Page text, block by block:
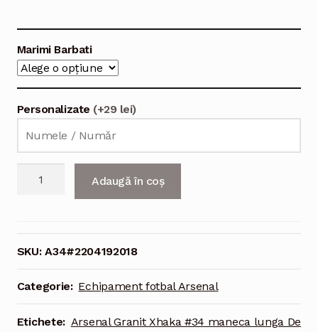
Marimi Barbati
Personalizate (+29 lei)
Tricou
Adaugă în coș
SKU:A34#2204192018
Categorie: Echipament fotbal Arsenal
Etichete: Arsenal Granit Xhaka #34 maneca lunga De